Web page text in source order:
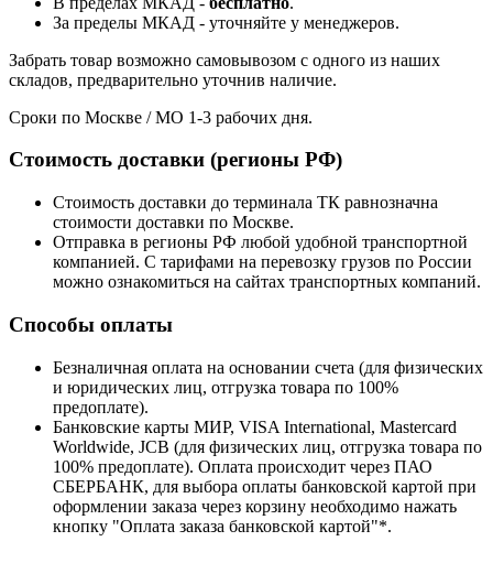
За пределы МКАД - уточняйте у менеджеров.
Забрать товар возможно самовывозом с одного из наших
складов, предварительно уточнив наличие.
Сроки по Москве / МО 1-3 рабочих дня.
Стоимость доставки (регионы РФ)
Стоимость доставки до терминала ТК равнозначна
стоимости доставки по Москве.
Отправка в регионы РФ любой удобной транспортной
компанией. С тарифами на перевозку грузов по России
можно ознакомиться на сайтах транспортных компаний.
Способы оплаты
Безналичная оплата на основании счета (для физических
и юридических лиц, отгрузка товара по 100%
предоплате).
Банковские карты МИР, VISA International, Mastercard
Worldwide, JCB (для физических лиц, отгрузка товара по
100% предоплате). Оплата происходит через ПАО
СБЕРБАНК, для выбора оплаты банковской картой при
оформлении заказа через корзину необходимо нажать
кнопку "Оплата заказа банковской картой"*.